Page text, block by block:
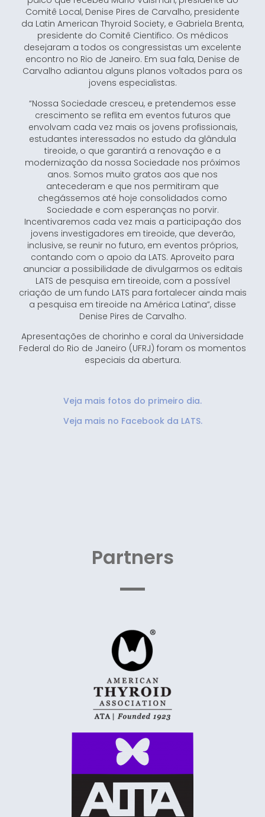
Comitê Local, Denise Pires de Carvalho, presidente
da Latin American Thyroid Society, e Gabriela Brenta,
presidente do Comitê Cientifico. Os médicos
desejaram a todos os congressistas um excelente
encontro no Rio de Janeiro. Em sua fala, Denise de
Carvalho adiantou alguns planos voltados para os
jovens especialistas.
“Nossa Sociedade cresceu, e pretendemos esse
crescimento se reflita em eventos futuros que
envolvam cada vez mais os jovens profissionais,
estudantes interessados no estudo da glândula
tireoide, o que garantirá a renovação e a
modernização da nossa Sociedade nos próximos
anos. Somos muito gratos aos que nos
antecederam e que nos permitiram que
chegássemos até hoje consolidados como
Sociedade e com esperanças no porvir.
Incentivaremos cada vez mais a participação dos
jovens investigadores em tireoide, que deverão,
inclusive, se reunir no futuro, em eventos próprios,
contando com o apoio da LATS. Aproveito para
anunciar a possibilidade de divulgarmos os editais
LATS de pesquisa em tireoide, com a possível
criação de um fundo LATS para fortalecer ainda mais
a pesquisa em tireoide na América Latina”, disse
Denise Pires de Carvalho.
Apresentações de chorinho e coral da Universidade
Federal do Rio de Janeiro (UFRJ) foram os momentos
especiais da abertura.
Veja mais fotos do primeiro dia.
Veja mais no Facebook da LATS.
Partners